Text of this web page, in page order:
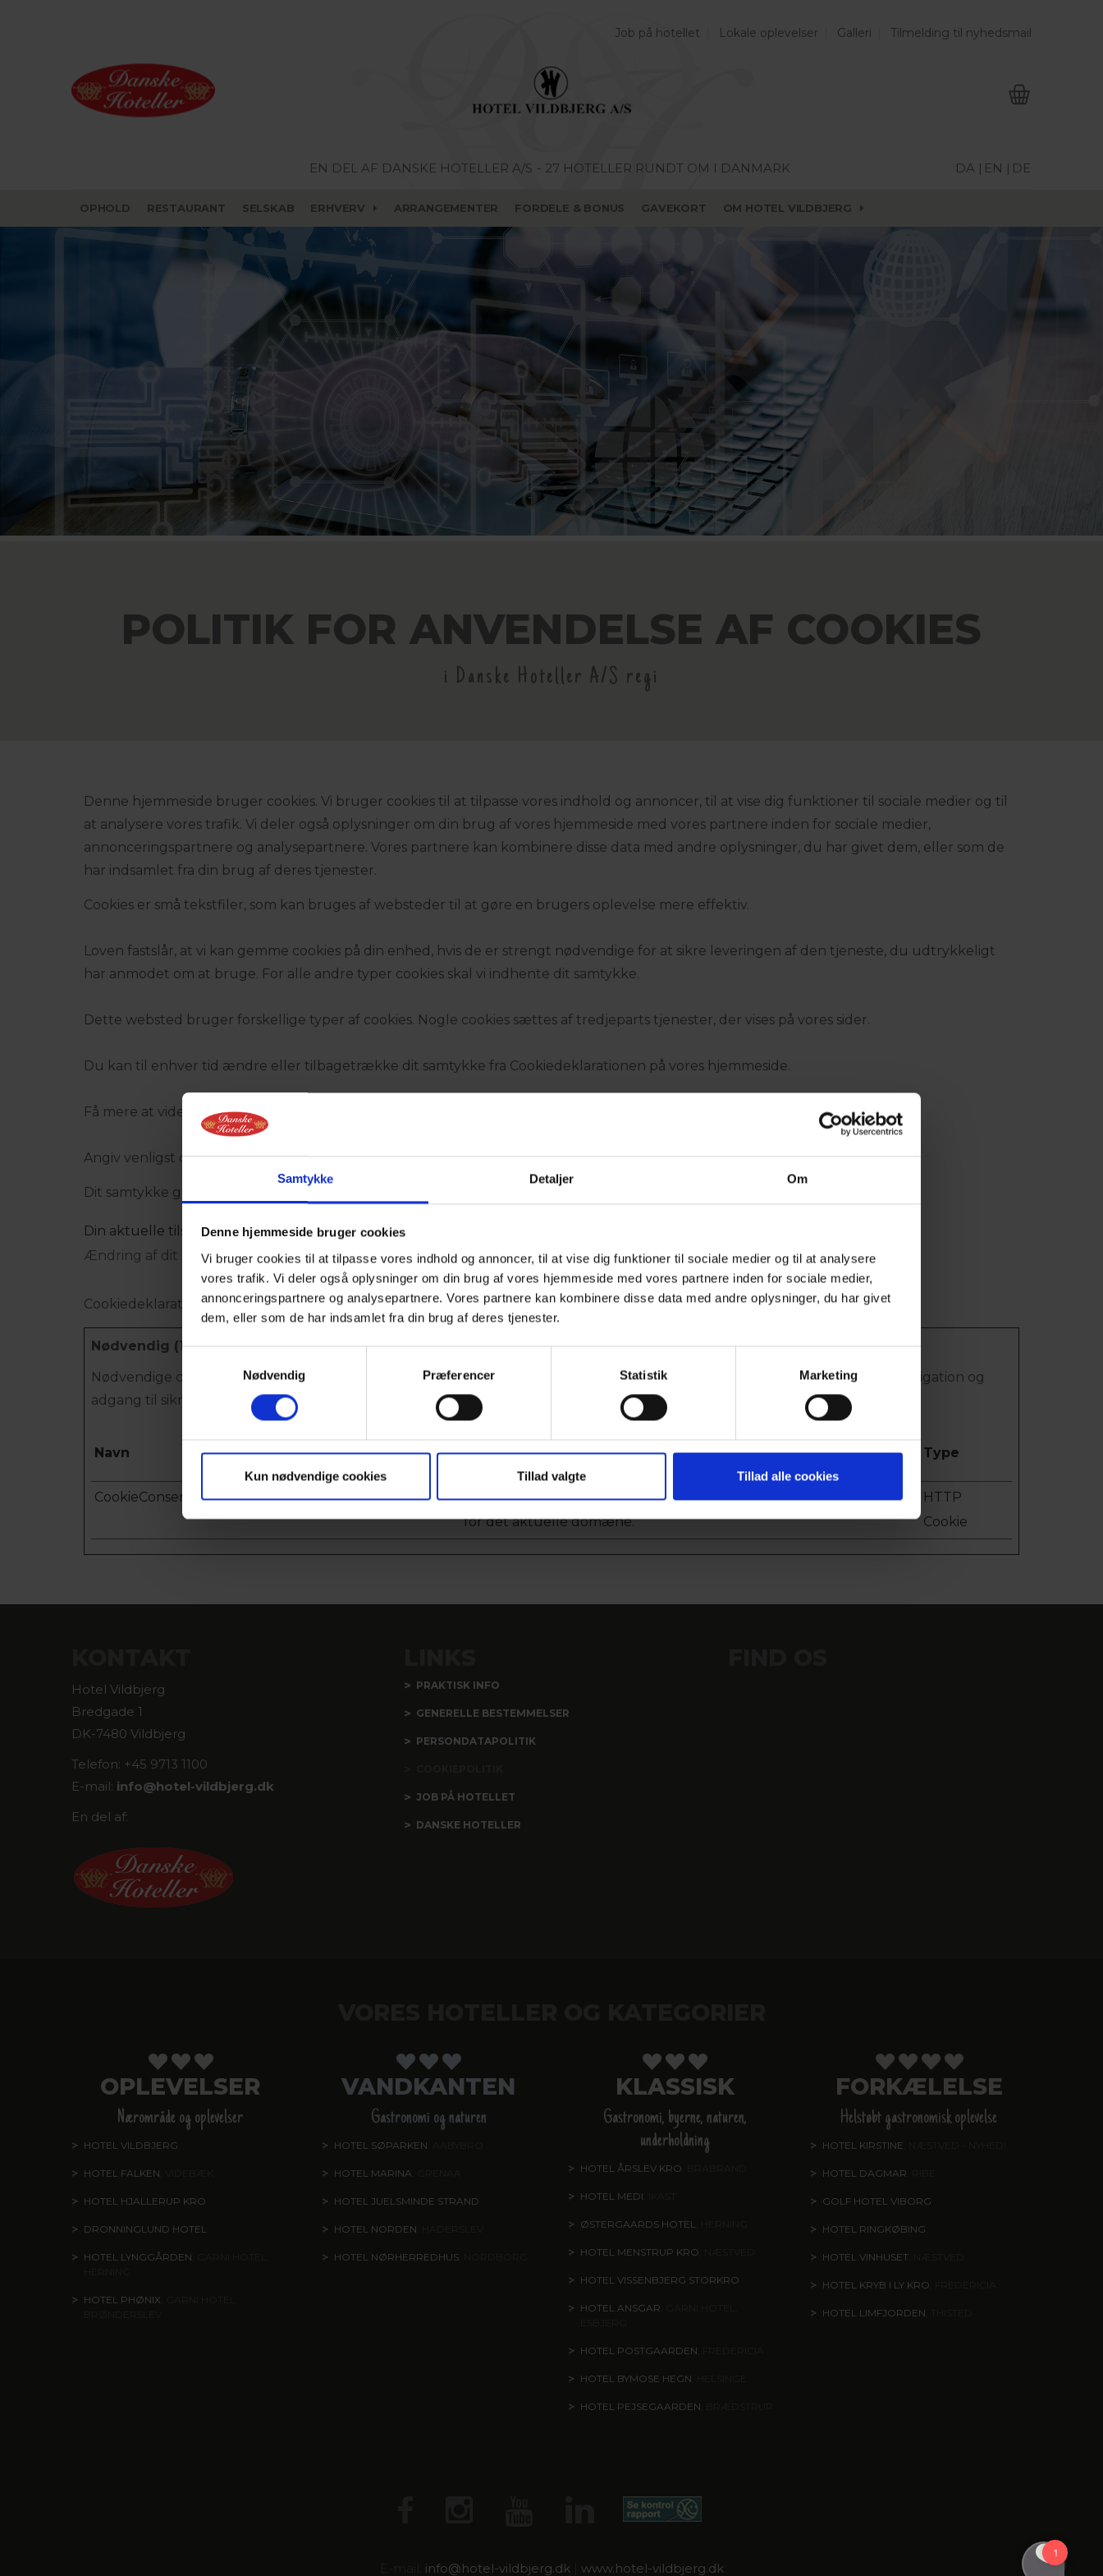
Samtykke Detaljer Om
Denne hjemmeside bruger cookies
Vi bruger cookies til at tilpasse vores indhold og annoncer, til at vise dig funktioner til sociale medier og til at analysere
vores trafik. Vi deler også oplysninger om din brug af vores hjemmeside med vores partnere inden for sociale medier,
annonceringspartnere og analysepartnere. Vores partnere kan kombinere disse data med andre oplysninger, du har givet
dem, eller som de har indsamlet fra din brug af deres tjenester.
Nødvendig
Præferencer Statistik Marketing
Kun nødvendige cookies Tillad valgte Tillad alle cookies
Job på hotellet Lokale oplevelser Galleri Tilmelding til nyhedsmail
EN DEL AF DANSKE HOTELLER A/S - 27 HOTELLER RUNDT OM I DANMARK DA | EN | DE
OPHOLD RESTAURANT SELSKAB ERHVERV ARRANGEMENTER FORDELE & BONUS GAVEKORT OM HOTEL VILDBJERG
POLITIK FOR ANVENDELSE AF COOKIES
i Danske Hoteller A/S regi
Denne hjemmeside bruger cookies. Vi bruger cookies til at tilpasse vores indhold og annoncer, til at vise dig funktioner til sociale medier og til
at analysere vores trafik. Vi deler også oplysninger om din brug af vores hjemmeside med vores partnere inden for sociale medier,
annonceringspartnere og analysepartnere. Vores partnere kan kombinere disse data med andre oplysninger, du har givet dem, eller som de
har indsamlet fra din brug af deres tjenester.
Cookies er små tekstfiler, som kan bruges af websteder til at gøre en brugers oplevelse mere effektiv.
Loven fastslår, at vi kan gemme cookies på din enhed, hvis de er strengt nødvendige for at sikre leveringen af den tjeneste, du udtrykkeligt
har anmodet om at bruge. For alle andre typer cookies skal vi indhente dit samtykke.
Dette websted bruger forskellige typer af cookies. Nogle cookies sættes af tredjeparts tjenester, der vises på vores sider.
Du kan til enhver tid ændre eller tilbagetrække dit samtykke fra Cookiedeklarationen på vores hjemmeside.
Få mere at vide om, hvem vi er, hvordan du kan kontakte os, og hvordan vi behandler persondata i vores Privatlivspolitik.
Angiv venligst dit samtykke-ID og -dato, når du kontakter os angående dit samtykke.
Dit samtykke gælder for følgende domæner: www.hotel-vildbjerg.dk
Din aktuelle tilstand: Afvis.
Ændring af dit samtykke
Cookiedeklarationen er sidst opdateret d. 15/07/2026 af Cookiebot:
Nødvendig (1)
Nødvendige cookies hjælper med at gøre en hjemmeside brugbar ved at aktivere grundlæggende funktioner såsom side-navigation og
adgang til sikre områder af hjemmesiden. Hjemmesiden kan ikke fungere ordentligt uden disse cookies.
Navn Udbyder Formål
Maksimal
Type
CookieConsent Cookiebot
Gemmer brugerens cookie-samtykke-tilstand
for det aktuelle domæne.
1 år
HTTP
Cookie
Hotel Vildbjerg
Bredgade 1
DK-7480 Vildbjerg
Telefon: +45 9713 1100
E-mail: info@hotel-vildbjerg.dk
En del af:
PRAKTISK INFO
GENERELLE BESTEMMELSER
PERSONDATAPOLITIK
JOB PÅ HOTELLET
DANSKE HOTELLER
OPLEVELSER
Nærområde og oplevelser
HOTEL VILDBJERG
HOTEL FALKEN
HOTEL HJALLERUP KRO
DRONNINGLUND HOTEL
HOTEL LYNGGÅRDEN
HOTEL PHØNIX
VANDKANTEN
Gastronomi og naturen
HOTEL SØPARKEN
HOTEL MARINA
HOTEL JUELSMINDE STRAND
HOTEL NORDEN
HOTEL NØRHERREDHUS
KLASSISK
Gastronomi, byerne, naturen,
underholdning
HOTEL ÅRSLEV KRO
HOTEL MEDI
ØSTERGAARDS HOTEL
HOTEL MENSTRUP KRO
HOTEL VISSENBJERG STORKRO
HOTEL ANSGAR
HOTEL POSTGAARDEN
HOTEL BYMOSE HEGN
HOTEL PEJSEGAARDEN
FORKÆLELSE
Helstøbt gastronomisk oplevelse
HOTEL KIRSTINE
HOTEL DAGMAR
GOLF HOTEL VIBORG
HOTEL RINGKØBING
HOTEL VINHUSET
HOTEL KRYB I LY KRO
HOTEL LIMFJORDEN
info@hotel-vildbjerg.dk| www.hotel-vildbjerg.dk